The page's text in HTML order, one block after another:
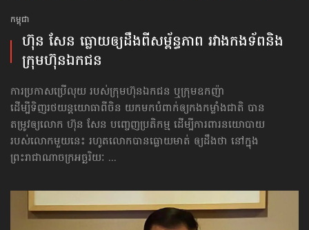
កម្ពុជា
ហ៊ុន សែន ធ្លោយឲ្យដឹង​ពី​សម្ព័ន្ធភាព រវាង​កងទ័ព​និង​
ក្រុមហ៊ុន​ឯកជន
ការប្រកាសប្រើលុយ របស់ក្រុមហ៊ុនឯកជន ឬក្រុមឧកញ៉ា
ដើម្បីទិញរថយន្ដ​យោធា​ពីចិន យកមក​បំពាក់​ឲ្យកងកម្លាំងជាតិ បាន
តម្រូវឲ្យលោក ហ៊ុន សែន បញ្ចេញប្រតិកម្ម ដើម្បីការពារ​នយោបាយ​
របស់លោក​មួយនេះ រហូតលោកបានធ្លោយមាត់ ឲ្យដឹងថា នៅ​ក្នុង
ព្រះរាជាណាចក្រ​អច្ឆរិយៈ ...